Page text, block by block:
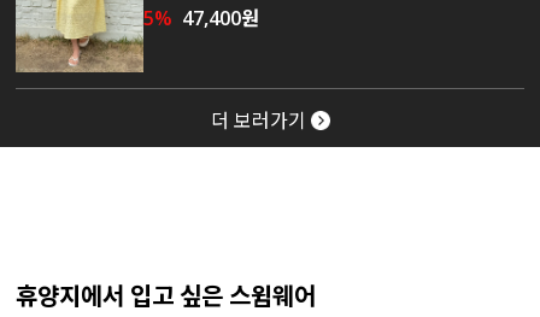
5% 47,400원
더 보러가기
휴양지에서 입고 싶은 스윔웨어